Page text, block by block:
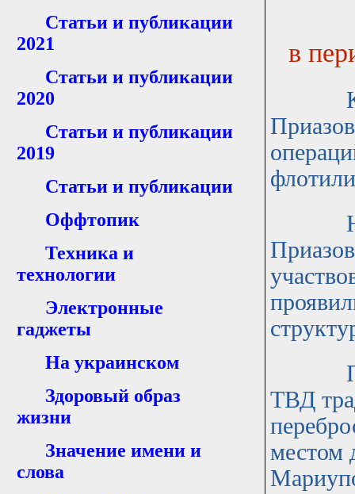
Статьи и публикации
2021
Статьи и публикации
2020
Статьи и публикации
2019
Статьи и публикации
Оффтопик
Техника и
технологии
Электронные
гаджеты
На украинском
Здоровый образ
жизни
Значение имени и
слова
в
Как
ТВД
местом